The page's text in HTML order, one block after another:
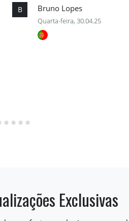
B Bruno Lopes
Quarta-feira, 30.04.25
Exclusivas